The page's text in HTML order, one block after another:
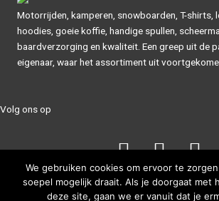
Motorrijden, kamperen, snowboarden, T-shirts,
hoodies, goeie koffie, handige spullen,
baardverzorging en kwaliteit. Een greep uit de
eigenaar, waar het assortiment uit
Volg ons op
We gebruiken cookies om ervoor te
soepel mogelijk draait. Als je doorgaat met
deze site, gaan we er vanuit dat je